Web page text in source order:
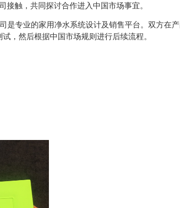
触，共同探讨合作进入中国市场事宜。
是专业的家用净水系统设计及销售平台。双方在
，然后根据中国市场规则进行后续流程。